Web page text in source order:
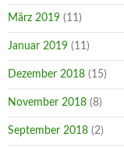
März 2019 (11)
Januar 2019 (11)
Dezember 2018 (15)
November 2018 (8)
September 2018 (2)